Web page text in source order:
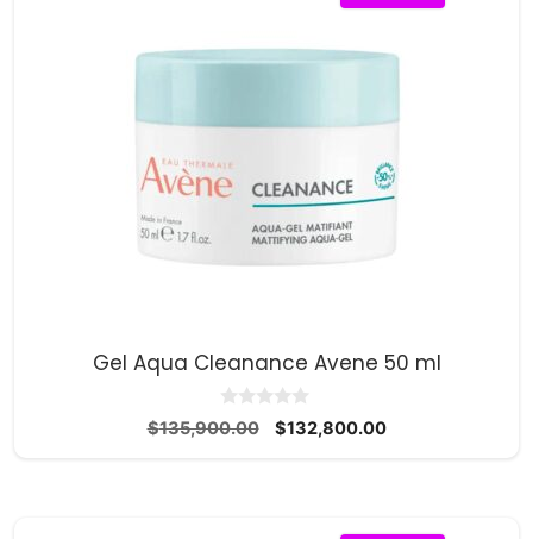
Gel Aqua Cleanance Avene 50 ml
0
d
$135,900.00
El
$132,800.00El